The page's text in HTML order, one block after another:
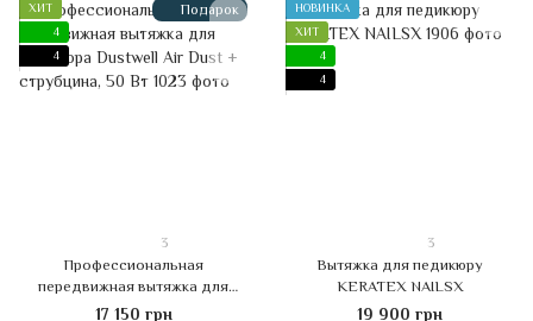
Подарок
ХИТ
4
4
3
Профессиональная
передвижная вытяжка для
педикюра Dustwell Air Dust +
17 150 грн
НОВИНКА
ХИТ
4
4
3
Вытяжка для педикюру
KERATEX NAILSX
19 900 грн